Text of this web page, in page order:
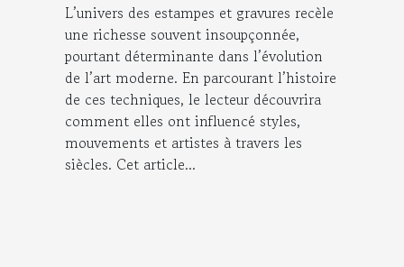
L’univers des estampes et gravures recèle
une richesse souvent insoupçonnée,
pourtant déterminante dans l’évolution
de l’art moderne. En parcourant l’histoire
de ces techniques, le lecteur découvrira
comment elles ont influencé styles,
mouvements et artistes à travers les
siècles. Cet article...